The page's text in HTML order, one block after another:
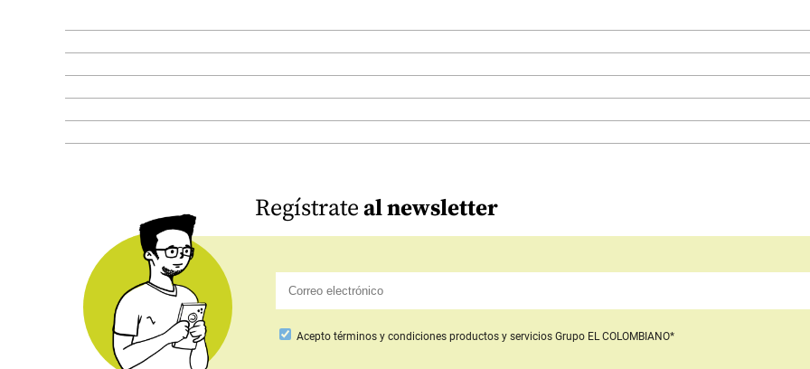
Regístrateal newsletter
Acepto términos y condiciones productos y servicios Grupo EL COLOMBIANO*